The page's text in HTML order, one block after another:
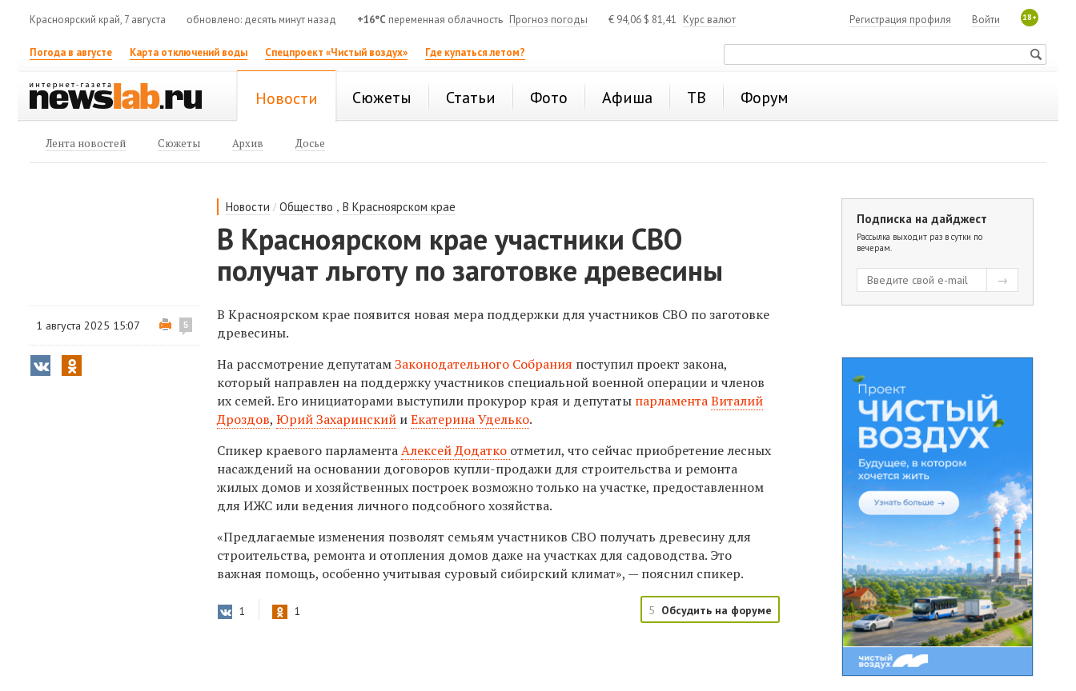
Красноярский край, 7 августа обновлено: десять минут назад +16°C переменная облачность Прогноз погоды € 94,06 $ 81,41 Курс валют 18+
Войти
Регистрация профиля
Погода в августе Карта отключений воды Спецпроект «Чистый воздух» Где купаться летом?
Новости Сюжеты Статьи Фото Афиша ТВ Форум
Лента новостей Сюжеты Архив Досье
Новости /Общество ,В Красноярском крае
В Красноярском крае участники СВО
получат льготу по заготовке древесины
1 августа 2025 15:07 5
В Красноярском крае появится новая мера поддержки для участников СВО по заготовке
древесины.
На рассмотрение депутатамЗаконодательного Собрания поступил проект закона,
который направлен на поддержку участников специальной военной операции и членов
их семей. Его инициаторами выступили прокурор края и депутаты парламентаВиталий
Дроздов,Юрий Захаринский иЕкатерина Уделько.
Спикер краевого парламентаАлексей Додатко отметил, что сейчас приобретение лесных
насаждений на основании договоров купли-продажи для строительства и ремонта
жилых домов и хозяйственных построек возможно только на участке, предоставленном
для ИЖС или ведения личного подсобного хозяйства.
«Предлагаемые изменения позволят семьям участников СВО получать древесину для
строительства, ремонта и отопления домов даже на участках для садоводства. Это
важная помощь, особенно учитывая суровый сибирский климат», — пояснил спикер.
1 1 5 Обсудить на форуме
Подписка на дайджест
Рассылка выходит раз в сутки по
вечерам.